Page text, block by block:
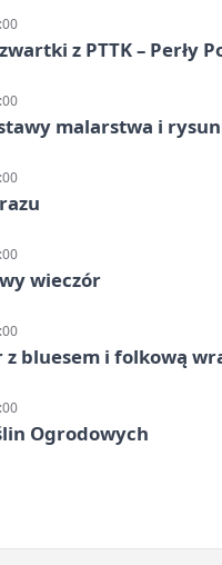
z PTTK – Perły
malarstwa i
wieczór
z bluesem i folkową
Ogrodowych